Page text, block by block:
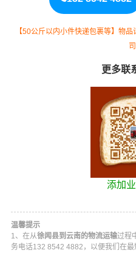
【50公斤以内小件快递包裹等】物
司
更多联
添加
温馨提示
1、在从徐闻县到云南的物流运输过程
务电话132 8542 4882 ，以便我们在最